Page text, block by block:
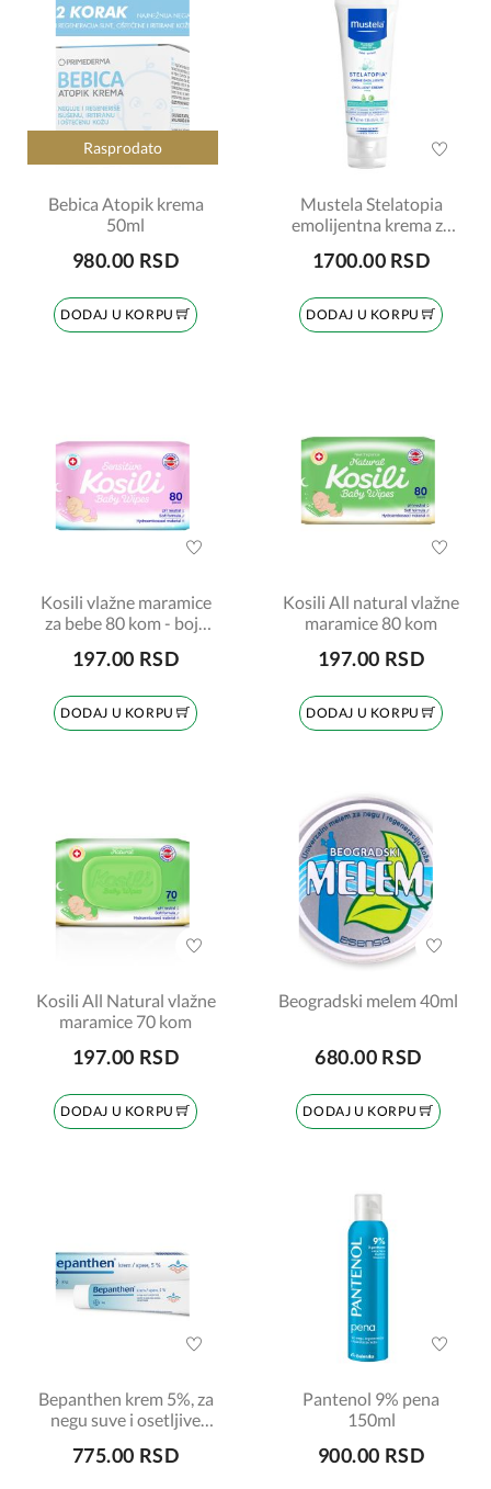
Rasprodato
Bebica Atopik krema
50ml
980.00 RSD
DODAJ U KORPU
Mustela Stelatopia
emolijentna krema za
1700.00 RSD
DODAJ U KORPU
Kosili vlažne maramice
za bebe 80 kom - boja
197.00 RSD
DODAJ U KORPU
Kosili All natural vlažne
maramice 80 kom
197.00 RSD
DODAJ U KORPU
Kosili All Natural vlažne
maramice 70 kom
197.00 RSD
DODAJ U KORPU
Beogradski melem 40ml
680.00 RSD
DODAJ U KORPU
Bepanthen krem 5%, za
negu suve i osetljive
775.00 RSD
Pantenol 9% pena
150ml
900.00 RSD